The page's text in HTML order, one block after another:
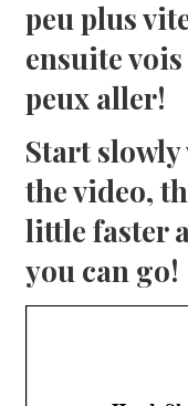
peu plus
ensuite
peux aller!
Start
the video,
little faster
you can go!